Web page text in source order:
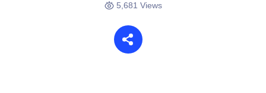
5,681 Views